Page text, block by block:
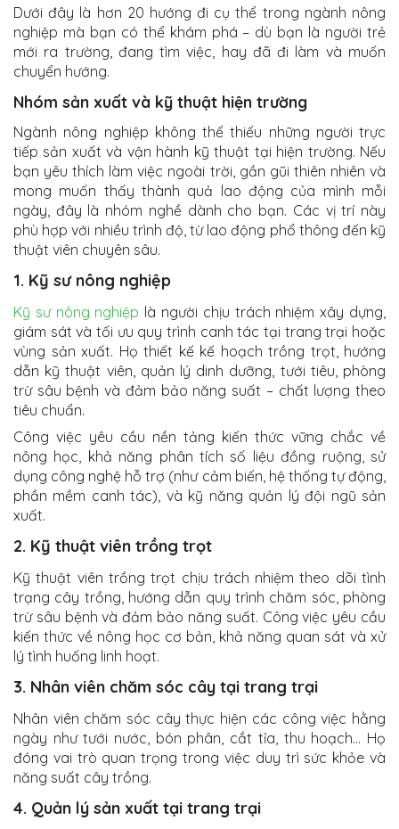
Dưới đây là hơn 20 hướng đi cụ thể trong ngành nông
nghiệp mà bạn có thể khám phá – dù bạn là người trẻ
mới ra trường, đang tìm việc, hay đã đi làm và muốn
chuyển hướng.
Nhóm sản xuất và kỹ thuật hiện trường
Ngành nông nghiệp không thể thiếu những người trực
tiếp sản xuất và vận hành kỹ thuật tại hiện trường. Nếu
bạn yêu thích làm việc ngoài trời, gần gũi thiên nhiên và
mong muốn thấy thành quả lao động của mình mỗi
ngày, đây là nhóm nghề dành cho bạn. Các vị trí này
phù hợp với nhiều trình độ, từ lao động phổ thông đến kỹ
thuật viên chuyên sâu.
1. Kỹ sư nông nghiệp
Kỹ sư nông nghiệp là người chịu trách nhiệm xây dựng,
giám sát và tối ưu quy trình canh tác tại trang trại hoặc
vùng sản xuất. Họ thiết kế kế hoạch trồng trọt, hướng
dẫn kỹ thuật viên, quản lý dinh dưỡng, tưới tiêu, phòng
trừ sâu bệnh và đảm bảo năng suất – chất lượng theo
tiêu chuẩn.
Công việc yêu cầu nền tảng kiến thức vững chắc về
nông học, khả năng phân tích số liệu đồng ruộng, sử
dụng công nghệ hỗ trợ (như cảm biến, hệ thống tự động,
phần mềm canh tác), và kỹ năng quản lý đội ngũ sản
xuất.
2. Kỹ thuật viên trồng trọt
Kỹ thuật viên trồng trọt chịu trách nhiệm theo dõi tình
trạng cây trồng, hướng dẫn quy trình chăm sóc, phòng
trừ sâu bệnh và đảm bảo năng suất. Công việc yêu cầu
kiến thức về nông học cơ bản, khả năng quan sát và xử
lý tình huống linh hoạt.
3. Nhân viên chăm sóc cây tại trang trại
Nhân viên chăm sóc cây thực hiện các công việc hằng
ngày như tưới nước, bón phân, cắt tỉa, thu hoạch… Họ
đóng vai trò quan trọng trong việc duy trì sức khỏe và
năng suất cây trồng.
4. Quản lý sản xuất tại trang trại